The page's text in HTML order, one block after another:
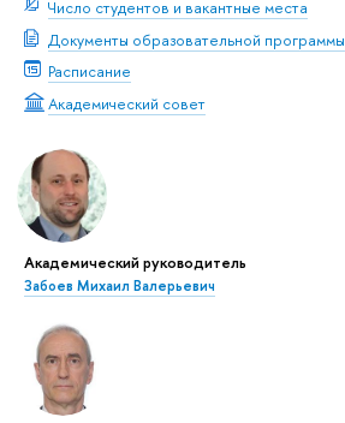
Число студентов и вакантные места
Документы образовательной программы
Расписание
Академический совет
Академический руководитель
Забоев Михаил Валерьевич